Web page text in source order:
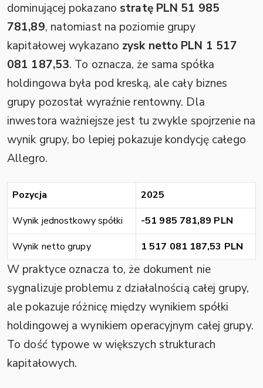
dominującej pokazano stratę PLN 51 985
781,89, natomiast na poziomie grupy
kapitałowej wykazano zysk netto PLN 1 517
081 187,53. To oznacza, że sama spółka
holdingowa była pod kreską, ale cały biznes
grupy pozostał wyraźnie rentowny. Dla
inwestora ważniejsze jest tu zwykle spojrzenie na
wynik grupy, bo lepiej pokazuje kondycję całego
Allegro.
Pozycja
2025
Wynik jednostkowy spółki
-51 985 781,89 PLN
Wynik netto grupy
1 517 081 187,53 PLN
W praktyce oznacza to, że dokument nie
sygnalizuje problemu z działalnością całej grupy,
ale pokazuje różnicę między wynikiem spółki
holdingowej a wynikiem operacyjnym całej grupy.
To dość typowe w większych strukturach
kapitałowych.